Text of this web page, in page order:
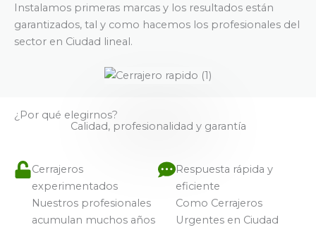
Instalamos primeras marcas y los resultados están
garantizados, tal y como hacemos los profesionales del
sector en Ciudad lineal.
¿Por qué elegirnos?
Calidad, profesionalidad y garantía
Cerrajeros
experimentados
Nuestros profesionales
acumulan muchos años
Respuesta rápida y
eficiente
Como Cerrajeros
Urgentes en Ciudad